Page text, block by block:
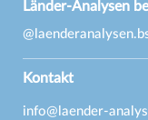
Länder-Analysen
Kontakt
info@laender-